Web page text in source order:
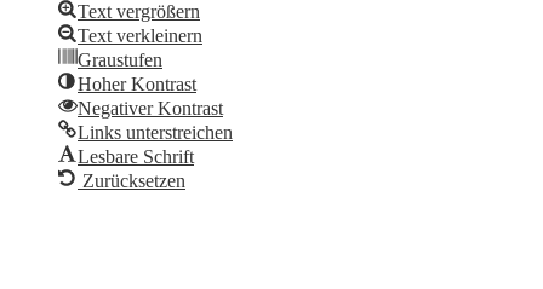
Text vergrößern
Text verkleinern
Graustufen
Hoher Kontrast
Negativer Kontrast
Links unterstreichen
Lesbare Schrift
Zurücksetzen